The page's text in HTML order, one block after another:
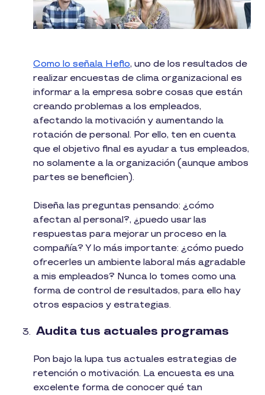
Como lo señala Heflo, uno de los resultados de
realizar encuestas de clima organizacional es
informar a la empresa sobre cosas que están
creando problemas a los empleados,
afectando la motivación y aumentando la
rotación de personal. Por ello, ten en cuenta
que el objetivo final es ayudar a tus empleados,
no solamente a la organización (aunque ambos
partes se beneficien).
Diseña las preguntas pensando: ¿cómo
afectan al personal?, ¿puedo usar las
respuestas para mejorar un proceso en la
compañía? Y lo más importante: ¿cómo puedo
ofrecerles un ambiente laboral más agradable
a mis empleados? Nunca lo tomes como una
forma de control de resultados, para ello hay
otros espacios y estrategias.
Audita tus actuales programas
Pon bajo la lupa tus actuales estrategias de
retención o motivación. La encuesta es una
excelente forma de conocer qué tan